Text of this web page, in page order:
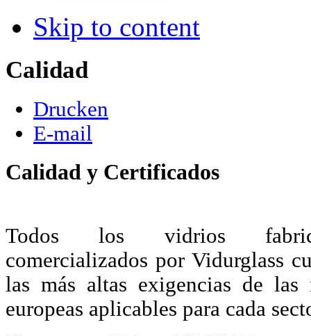
Skip to content
Calidad
Drucken
E-mail
Calidad y Certificados
Todos los vidrios
comercializados por Vidurglass
las más altas exigencias de las
europeas aplicables para cada